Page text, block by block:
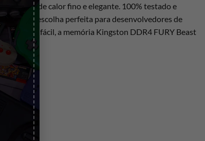
de calor fino e elegante. 100% testado e
é a escolha perfeita para desenvolvedores de
e fácil, a memória Kingston DDR4 FURY Beast